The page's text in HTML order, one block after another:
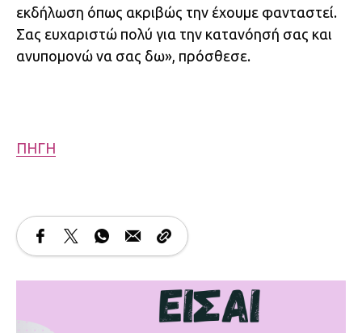
εκδήλωση όπως ακριβώς την έχουμε φανταστεί.
Σας ευχαριστώ πολύ για την κατανόησή σας και
ανυπομονώ να σας δω», πρόσθεσε.
ΠΗΓΗ